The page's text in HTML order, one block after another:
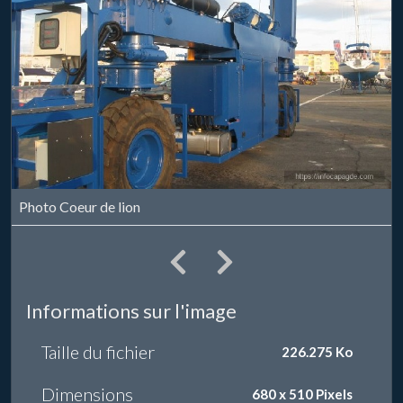
Photo Coeur de lion
Informations sur l'image
Taille du fichier 226.275 Ko
Dimensions 680 x 510 Pixels